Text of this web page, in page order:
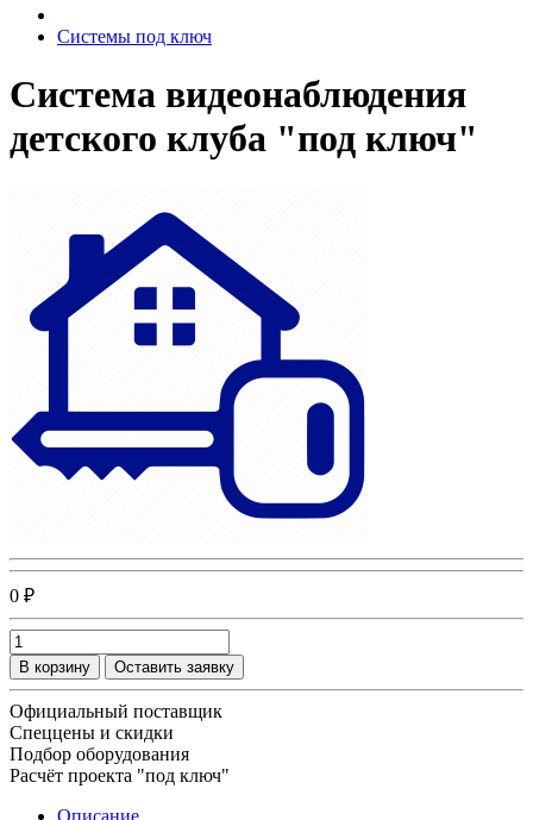
Системы под ключ
Система видеонаблюдения
детского клуба "под ключ"
0 ₽
В корзину Оставить заявку
Официальный поставщик
Спеццены и скидки
Подбор оборудования
Расчёт проекта "под ключ"
Описание